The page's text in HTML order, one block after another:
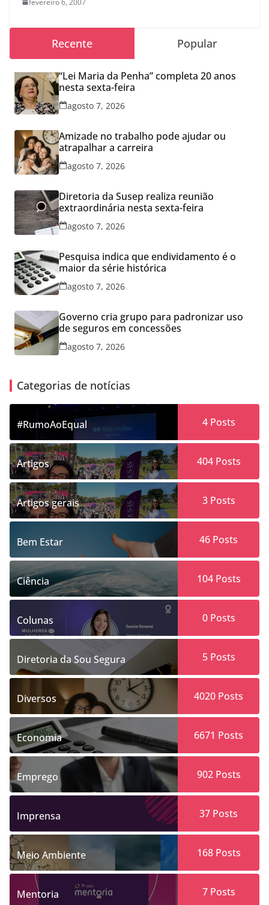
Recente Popular
“Lei Maria da Penha” completa 20 anos
nesta sexta-feira
agosto 7, 2026
Amizade no trabalho pode ajudar ou
atrapalhar a carreira
agosto 7, 2026
Diretoria da Susep realiza reunião
extraordinária nesta sexta-feira
agosto 7, 2026
Pesquisa indica que endividamento é o
maior da série histórica
agosto 7, 2026
Governo cria grupo para padronizar uso
de seguros em concessões
agosto 7, 2026
Categorias de notícias
#RumoAoEqual 4Posts
Artigos 404Posts
Artigos gerais 3Posts
Bem Estar 46 Posts
Ciência 104Posts
Colunas 0Posts
Diretoria da Sou Segura 5Posts
Diversos 4020 Posts
Economia 6671 Posts
Emprego 902Posts
Imprensa 37 Posts
Meio Ambiente 168Posts
Mentoria 7Posts